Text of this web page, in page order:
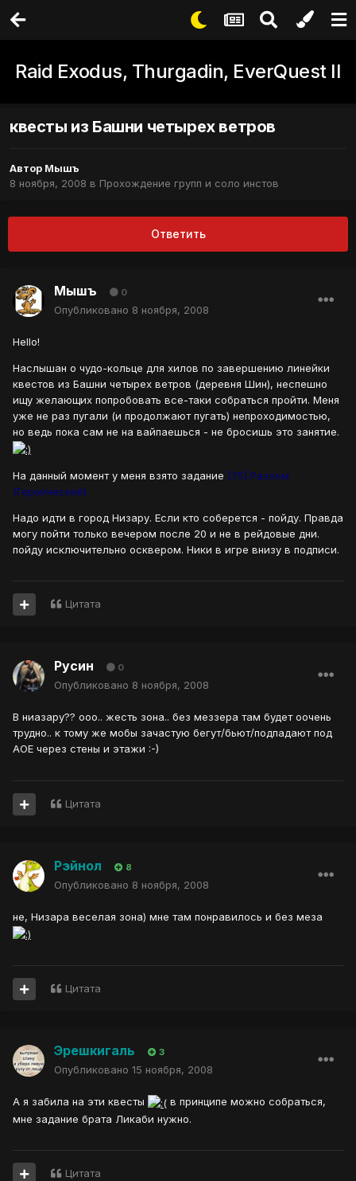
Raid Exodus, Thurgadin, EverQuest II
квесты из Башни четырех ветров
Автор Мышъ
8 ноября, 2008 в Прохождение групп и соло инстов
Ответить
Мышъ 0
Опубликовано 8 ноября, 2008
Hello!
Наслышан о чудо-кольце для хилов по завершению линейки
квестов из Башни четырех ветров (деревня Шин), неспешно
ищу желающих попробовать все-таки собраться пройти. Меня
уже не раз пугали (и продолжают пугать) непроходимостью,
но ведь пока сам не на вайпаешься - не бросишь это занятие.
На данный момент у меня взято задание [75] Разлом
(Героический)
Надо идти в город Низару. Если кто соберется - пойду. Правда
могу пойти только вечером после 20 и не в рейдовые дни.
пойду исключительно осквером. Ники в игре внизу в подписи.
Цитата
Русин 0
Опубликовано 8 ноября, 2008
В ниазару?? ооо.. жесть зона.. без меззера там будет оочень
трудно.. к тому же мобы зачастую бегут/бьют/подпадают под
АОЕ через стены и этажи :-)
Цитата
Рэйнол 8
Опубликовано 8 ноября, 2008
не, Низара веселая зона) мне там понравилось и без меза
Цитата
Эрешкигаль 3
Опубликовано 15 ноября, 2008
А я забила на эти квесты
в принципе можно собраться,
мне задание брата Ликаби нужно.
Цитата